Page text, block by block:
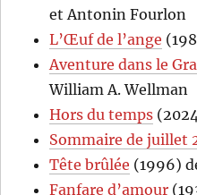
et Antonin Fourlon
L’Œuf de l’ange
Aventure dans le
William A. Wellman
Hors du temps
Sommaire de juillet
Tête brûlée (1996)
Fanfare d’amour